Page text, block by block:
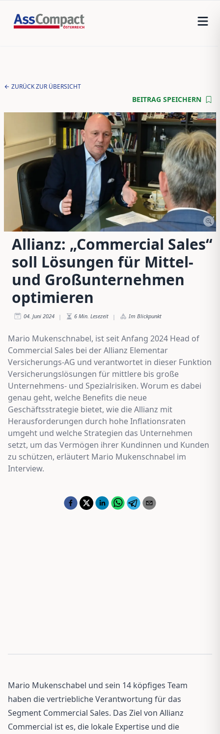
ZURÜCK ZUR ÜBERSICHT
BEITRAG SPEICHERN
Allianz: „Commercial Sales“
soll Lösungen für Mittel-
und Großunternehmen
optimieren
04. Juni 2024 | 6 Min. Lesezeit | Im Blickpunkt
Mario Mukenschnabel, ist seit Anfang 2024 Head of
Commercial Sales bei der Allianz Elementar
Versicherungs-AG und verantwortet in dieser Funktion
Versicherungslösungen für mittlere bis große
Unternehmens- und Spezialrisiken. Worum es dabei
genau geht, welche Benefits die neue
Geschäftsstrategie bietet, wie die Allianz mit
Herausforderungen durch hohe Inflationsraten
umgeht und welche Strategien das Unternehmen
setzt, um das Vermögen ihrer Kundinnen und Kunden
zu schützen, erläutert Mario Mukenschnabel im
Interview.
Mario Mukenschabel und sein 14 köpfiges Team
haben die vertriebliche Verantwortung für das
Segment Commercial Sales. Das Ziel von Allianz
Commercial ist es, die lokale Expertise und die